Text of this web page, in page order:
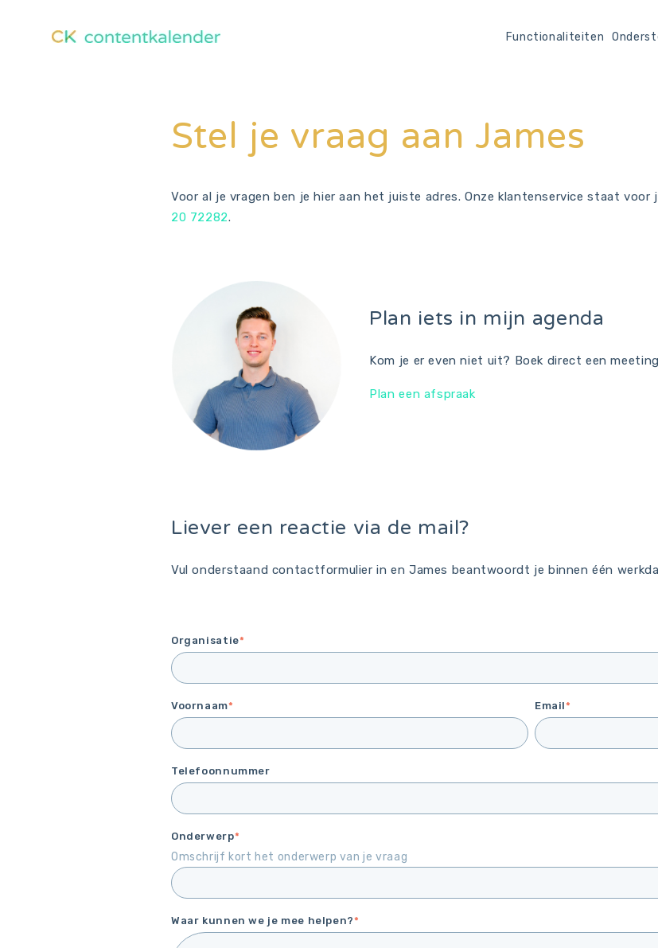
Functionaliteiten
Stel je vraag aan James
Voor al je vragen ben je hier aan het juiste adres. Onze klantenservice staat voor
20 72282.
Plan iets in mijn agenda
Kom je er even niet uit? Boek direct een
Plan een afspraak
Liever een reactie via de mail?
Vul onderstaand contactformulier in en James beantwoordt je binnen één
Organisatie*
Voornaam* Email*
Telefoonnummer
Onderwerp*
Omschrijf kort het onderwerp van je vraag
Waar kunnen we je mee helpen?*